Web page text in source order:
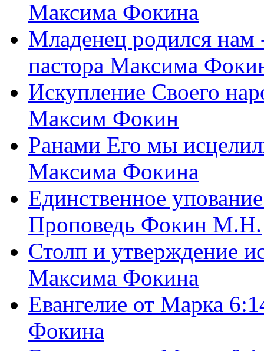
Максима Фокина
Младенец родился
пастора Максима
Искупление Своего
Максим Фокин
Ранами Его мы
Максима Фокина
Единственное
Проповедь Фокин М.Н.
Столп и утверждение
Максима Фокина
Евангелие от Марка
Фокина